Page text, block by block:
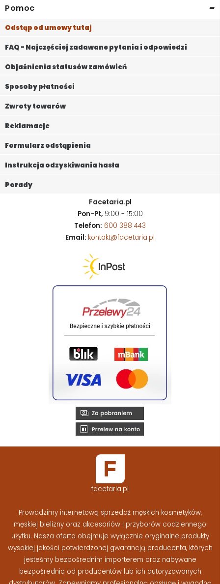
Pomoc -
Odstąp od umowy tutaj
FAQ - Najczęściej zadawane pytania i odpowiedzi
Objaśnienia statusów zamówień
Sposoby płatności
Zwroty towarów
Reklamacje
Formularz odstąpienia
Instrukcja odzyskiwania hasła
Porady
Facetaria.pl
Pon-Pt,9:00 - 15:00
Telefon: 600 388 443
Email: kontakt@facetaria.pl
facetaria.pl
Prowadzimy internetową sprzedaż męskich kosmetyków,
męskiej bielizny oraz akcesoriów i przyborów codziennego
użytku. Nasza oferta obejmuje wyłącznie oryginalne produkty
wysokiej jakości potwierdzonej gwarancją producenta, których
jesteśmy bezpośrednim importerem oraz nabywane
bezpośrednio od producentów lub ich autoryzowanych